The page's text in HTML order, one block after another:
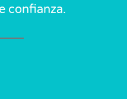
confianza.